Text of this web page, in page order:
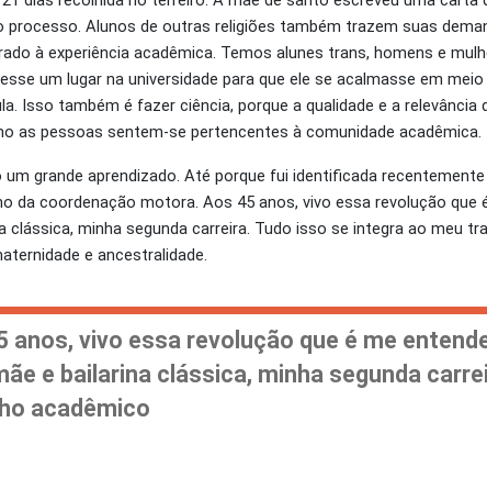
processo. Alunos de outras religiões também trazem suas
à experiência acadêmica. Temos alunes trans, homens e
um lugar na universidade para que ele se acalmasse em
Isso também é fazer ciência, porque a qualidade e a
as pessoas sentem-se pertencentes à comunidade acadêmica.
um grande aprendizado. Até porque fui identificada
da coordenação motora. Aos 45 anos, vivo essa revolução que
clássica, minha segunda carreira. Tudo isso se integra ao meu
e ancestralidade.
anos, vivo essa revolução que é me
e bailarina clássica, minha segunda
acadêmico